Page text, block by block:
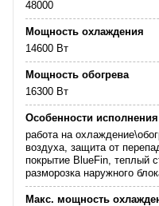
48000
Мощность охлаждения
14600 Вт
Мощность обогрева
16300 Вт
Особенности исполнения
работа на
воздуха, защита от
покрытие BlueFin, теплый
разморозка наружного
Макс. мощность